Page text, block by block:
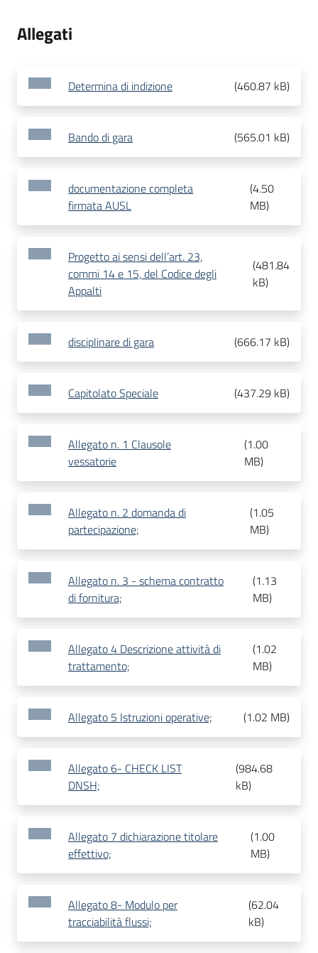
Allegati
Determina di indizione (460.87 kB)
Bando di gara (565.01 kB)
documentazione completa
firmata AUSL
(4.50
MB)
Progetto ai sensi dell’art. 23,
commi 14 e 15, del Codice degli
Appalti
(481.84
kB)
disciplinare di gara (666.17 kB)
Capitolato Speciale (437.29 kB)
Allegato n. 1 Clausole
vessatorie
(1.00
MB)
Allegato n. 2 domanda di
partecipazione;
(1.05
MB)
Allegato n. 3 - schema contratto
di fornitura;
(1.13
MB)
Allegato 4 Descrizione attività di
trattamento;
(1.02
MB)
Allegato 5 Istruzioni operative; (1.02 MB)
Allegato 6- CHECK LIST
DNSH;
(984.68
kB)
Allegato 7 dichiarazione titolare
effettivo;
(1.00
MB)
Allegato 8- Modulo per
tracciabilità flussi;
(62.04
kB)